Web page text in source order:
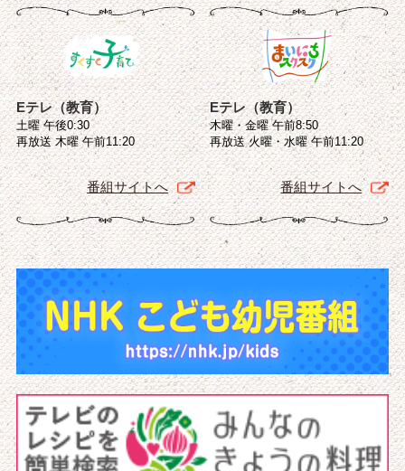
Eテレ（教育）
土曜 午後0:30
再放送 木曜 午前11:20
番組サイトへ
Eテレ（教育）
木曜・金曜 午前8:50
再放送 火曜・水曜 午前11:20
番組サイトへ